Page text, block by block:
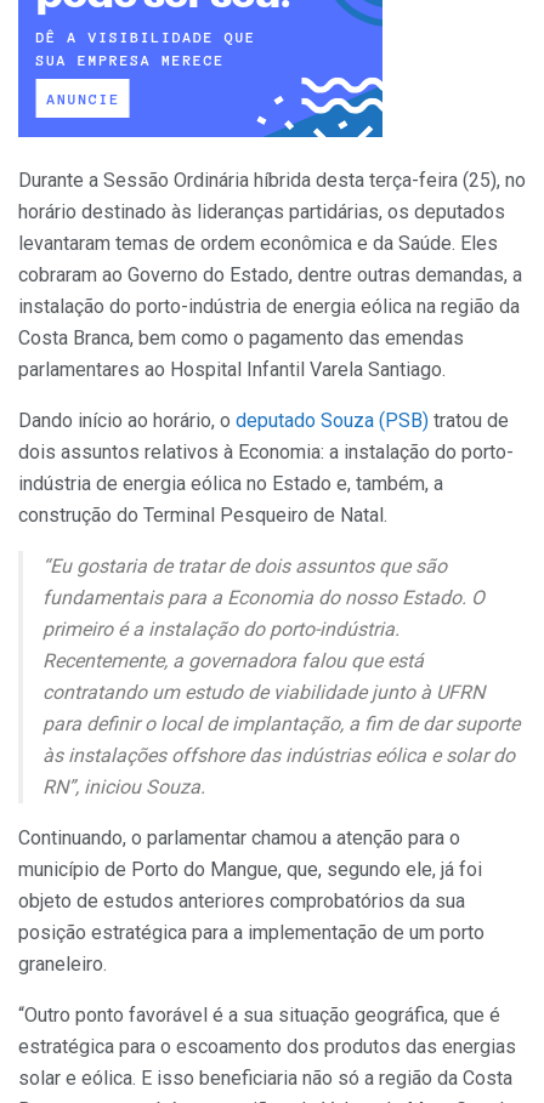
Durante a Sessão Ordinária híbrida desta terça-feira (25), no
horário destinado às lideranças partidárias, os deputados
levantaram temas de ordem econômica e da Saúde. Eles
cobraram ao Governo do Estado, dentre outras demandas, a
instalação do porto-indústria de energia eólica na região da
Costa Branca, bem como o pagamento das emendas
parlamentares ao Hospital Infantil Varela Santiago.
Dando início ao horário, o deputado Souza (PSB) tratou de
dois assuntos relativos à Economia: a instalação do porto-
indústria de energia eólica no Estado e, também, a
construção do Terminal Pesqueiro de Natal.
“Eu gostaria de tratar de dois assuntos que são
fundamentais para a Economia do nosso Estado. O
primeiro é a instalação do porto-indústria.
Recentemente, a governadora falou que está
contratando um estudo de viabilidade junto à UFRN
para definir o local de implantação, a fim de dar suporte
às instalações offshore das indústrias eólica e solar do
RN”, iniciou Souza.
Continuando, o parlamentar chamou a atenção para o
município de Porto do Mangue, que, segundo ele, já foi
objeto de estudos anteriores comprobatórios da sua
posição estratégica para a implementação de um porto
graneleiro.
“Outro ponto favorável é a sua situação geográfica, que é
estratégica para o escoamento dos produtos das energias
solar e eólica. E isso beneficiaria não só a região da Costa